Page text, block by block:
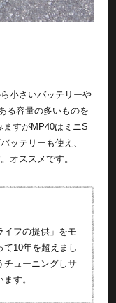
小さいバッテリーや
る容量の多いものを
すがMP40はミニS
ッテリーも使え、
オススメです。
イフの提供」をモ
て10年を超えまし
チューニングしサ
す。